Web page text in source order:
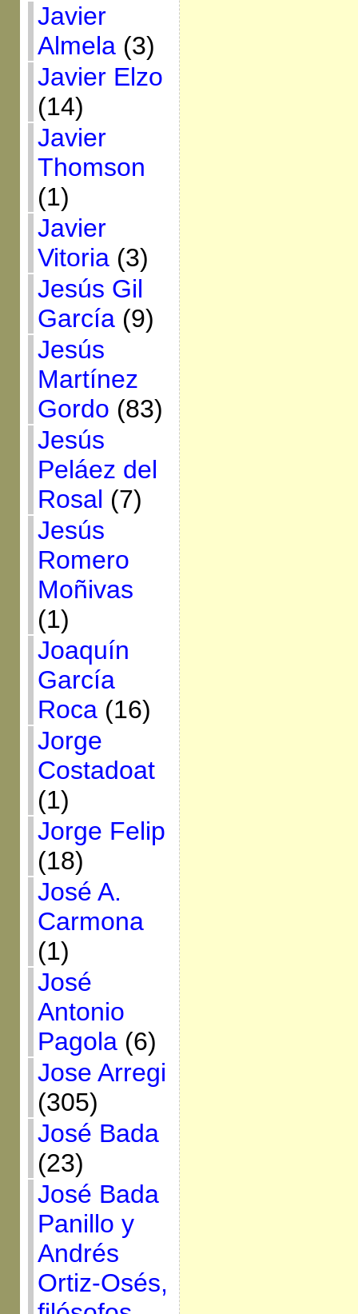
Javier
Almela(3)
Javier Elzo
(14)
Javier
Thomson
(1)
Javier
Vitoria(3)
Jesús Gil
García(9)
Jesús
Martínez
Gordo (83)
Jesús
Peláez del
Rosal (7)
Jesús
Romero
Moñivas
(1)
Joaquín
García
Roca(16)
Jorge
Costadoat
(1)
Jorge Felip
(18)
José A.
Carmona
(1)
José
Antonio
Pagola(6)
Jose Arregi
(305)
José Bada
(23)
José Bada
Panillo y
Andrés
Ortiz-Osés,